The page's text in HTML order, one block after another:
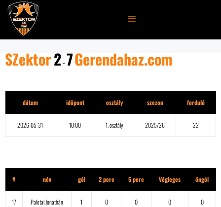
Kilépés
tartalomba
MENÜ
SZektor2-7Gerendahaz.com
dátum időpont osztály szezon forduló
2026-05-31 10:00 1. osztály 2025/26 22
# név gól 2 perc 5 perc Végleges öngól
17 Palotai Jonathán 1 0 0 0 0